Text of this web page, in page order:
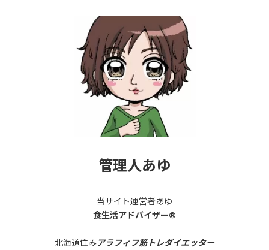
管理人あゆ
当サイト運営者あゆ
食生活アドバイザー®
北海道住み アラフィフ筋トレダイエッター